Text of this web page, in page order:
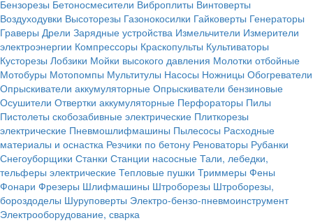
Бензорезы Бетоносмесители Виброплиты Винтоверты
Воздуходувки Высоторезы Газонокосилки Гайковерты Генераторы
Граверы Дрели Зарядные устройства Измельчители Измерители
электроэнергии Компрессоры Краскопульты Культиваторы
Кусторезы Лобзики Мойки высокого давления Молотки отбойные
Мотобуры Мотопомпы Мультитулы Насосы Ножницы Обогреватели
Опрыскиватели аккумуляторные Опрыскиватели бензиновые
Осушители Отвертки аккумуляторные Перфораторы Пилы
Пистолеты скобозабивные электрические Плиткорезы
электрические Пневмошлифмашины Пылесосы Расходные
материалы и оснастка Резчики по бетону Реноваторы Рубанки
Снегоуборщики Станки Станции насосные Тали, лебедки,
тельферы электрические Тепловые пушки Триммеры Фены
Фонари Фрезеры Шлифмашины Штроборезы Штроборезы,
бороздоделы Шуруповерты Электро-бензо-пневмоинструмент
Электрооборудование, сварка